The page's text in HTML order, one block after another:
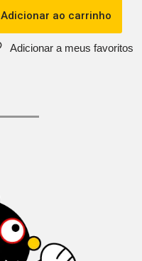
Adicionar ao carrinho